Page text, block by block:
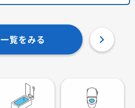
一覧をみる